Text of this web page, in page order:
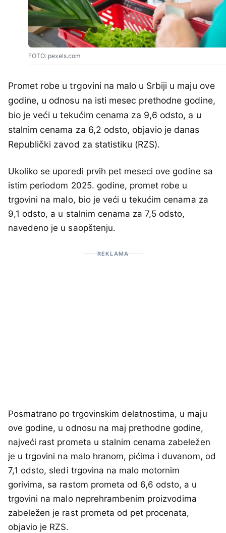
FOTO: pexels.com
Promet robe u trgovini na malo u Srbiji u maju ove
godine, u odnosu na isti mesec prethodne godine,
bio je veći u tekućim cenama za 9,6 odsto, a u
stalnim cenama za 6,2 odsto, objavio je danas
Republički zavod za statistiku (RZS).
Ukoliko se uporedi prvih pet meseci ove godine sa
istim periodom 2025. godine, promet robe u
trgovini na malo, bio je veći u tekućim cenama za
9,1 odsto, a u stalnim cenama za 7,5 odsto,
navedeno je u saopštenju.
REKLAMA
Posmatrano po trgovinskim delatnostima, u maju
ove godine, u odnosu na maj prethodne godine,
najveći rast prometa u stalnim cenama zabeležen
je u trgovini na malo hranom, pićima i duvanom, od
7,1 odsto, sledi trgovina na malo motornim
gorivima, sa rastom prometa od 6,6 odsto, a u
trgovini na malo neprehrambenim proizvodima
zabeležen je rast prometa od pet procenata,
objavio je RZS.